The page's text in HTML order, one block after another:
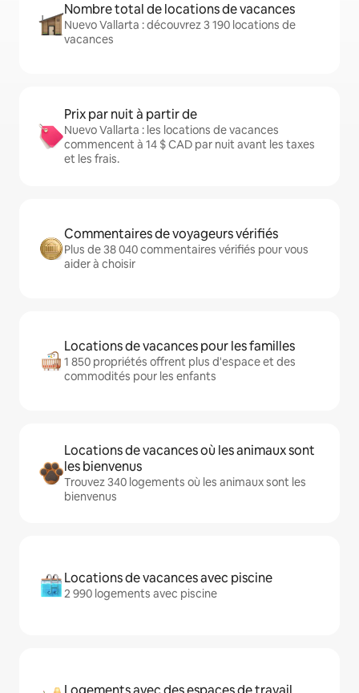
Nombre total de locations de vacances
Nuevo Vallarta : découvrez 3 190 locations de
vacances
Prix par nuit à partir de
Nuevo Vallarta : les locations de vacances
commencent à 14 $ CAD par nuit avant les taxes
et les frais.
Commentaires de voyageurs vérifiés
Plus de 38 040 commentaires vérifiés pour vous
aider à choisir
Locations de vacances pour les familles
1 850 propriétés offrent plus d'espace et des
commodités pour les enfants
Locations de vacances où les animaux sont
les bienvenus
Trouvez 340 logements où les animaux sont les
bienvenus
Locations de vacances avec piscine
2 990 logements avec piscine